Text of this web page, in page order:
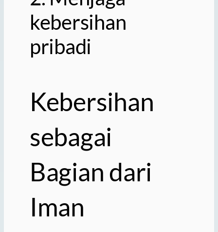
kebersihan
pribadi
Kebersihan
sebagai
Bagian dari
Iman